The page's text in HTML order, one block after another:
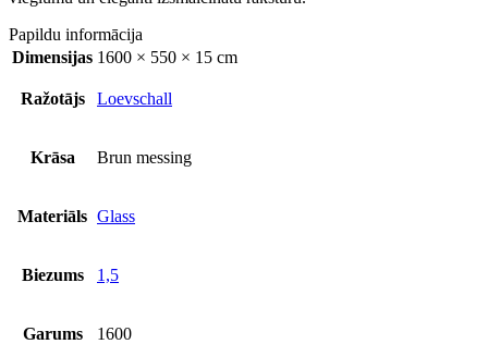
Papildu informācija
Dimensijas 1600 × 550 × 15 cm
Ražotājs Loevschall
Krāsa Brun messing
Materiāls Glass
Biezums 1,5
Garums 1600